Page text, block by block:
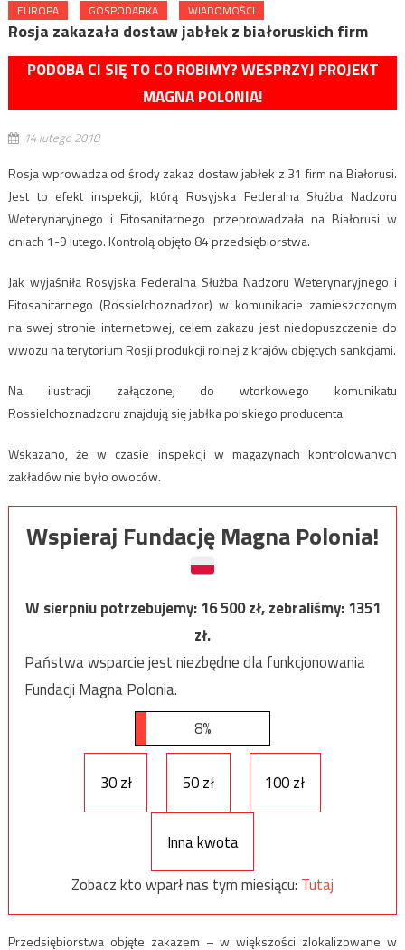
EUROPA GOSPODARKA WIADOMOŚCI
Rosja zakazała dostaw jabłek z białoruskich firm
PODOBA CI SIĘ TO CO ROBIMY? WESPRZYJ PROJEKT
MAGNA POLONIA!
14 lutego 2018
Rosja wprowadza od środy zakaz dostaw jabłek z 31 firm na Białorusi.
Jest to efekt inspekcji, którą Rosyjska Federalna Służba Nadzoru
Weterynaryjnego i Fitosanitarnego przeprowadzała na Białorusi w
dniach 1-9 lutego. Kontrolą objęto 84 przedsiębiorstwa.
Jak wyjaśniła Rosyjska Federalna Służba Nadzoru Weterynaryjnego i
Fitosanitarnego (Rossielchoznadzor) w komunikacie zamieszczonym
na swej stronie internetowej, celem zakazu jest niedopuszczenie do
wwozu na terytorium Rosji produkcji rolnej z krajów objętych sankcjami.
Na ilustracji załączonej do wtorkowego komunikatu
Rossielchoznadzoru znajdują się jabłka polskiego producenta.
Wskazano, że w czasie inspekcji w magazynach kontrolowanych
zakładów nie było owoców.
Wspieraj Fundację Magna Polonia!
W sierpniu potrzebujemy:16 500zł, zebraliśmy:1351
zł.
Państwa wsparcie jest niezbędne dla funkcjonowania
Fundacji Magna Polonia.
8%
30 zł 50 zł 100 zł
Inna kwota
Zobacz kto wparł nas tym miesiącu: Tutaj
Przedsiębiorstwa objęte zakazem – w większości zlokalizowane w